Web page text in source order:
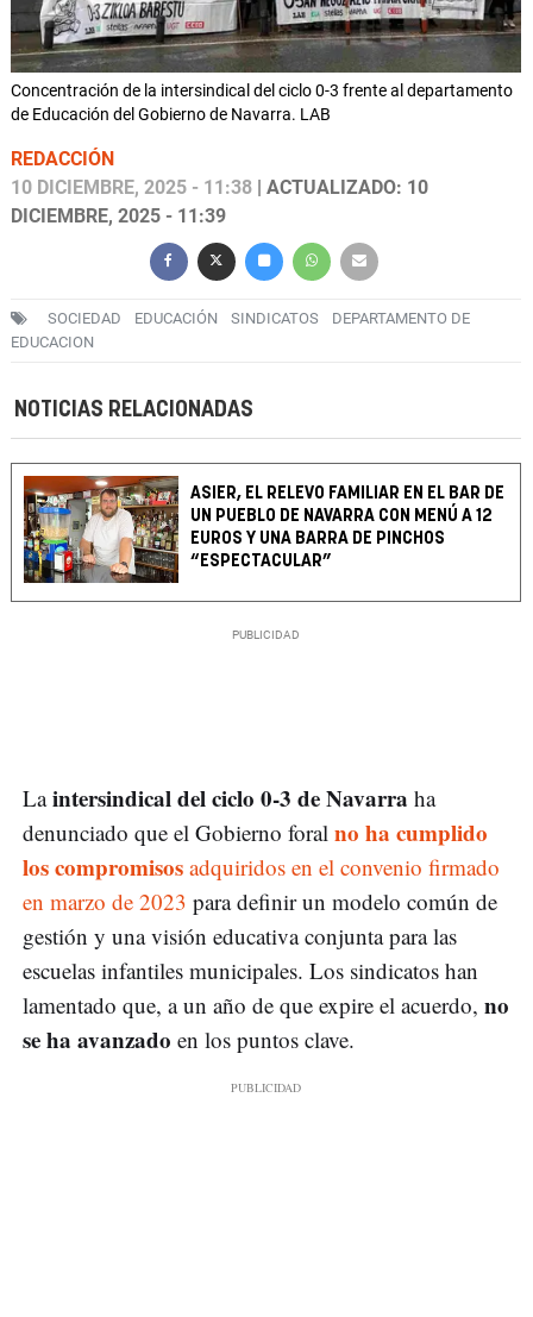
Concentración de la intersindical del ciclo 0-3 frente al departamento
de Educación del Gobierno de Navarra. LAB
REDACCIÓN
10 DICIEMBRE, 2025 - 11:38 | ACTUALIZADO: 10
DICIEMBRE, 2025 - 11:39
SOCIEDAD EDUCACIÓN SINDICATOS
DEPARTAMENTO DE
EDUCACION
NOTICIAS RELACIONADAS
ASIER, EL RELEVO FAMILIAR EN EL BAR DE
UN PUEBLO DE NAVARRA CON MENÚ A 12
EUROS Y UNA BARRA DE PINCHOS
“ESPECTACULAR”
Laintersindical del ciclo 0-3 de Navarra ha
denunciado que el Gobierno foral no ha cumplido
los compromisos adquiridos en el convenio firmado
en marzo de 2023 para definir un modelo común de
gestión y una visión educativa conjunta para las
escuelas infantiles municipales. Los sindicatos han
lamentado que, a un año de que expire el acuerdo, no
se ha avanzado en los puntos clave.